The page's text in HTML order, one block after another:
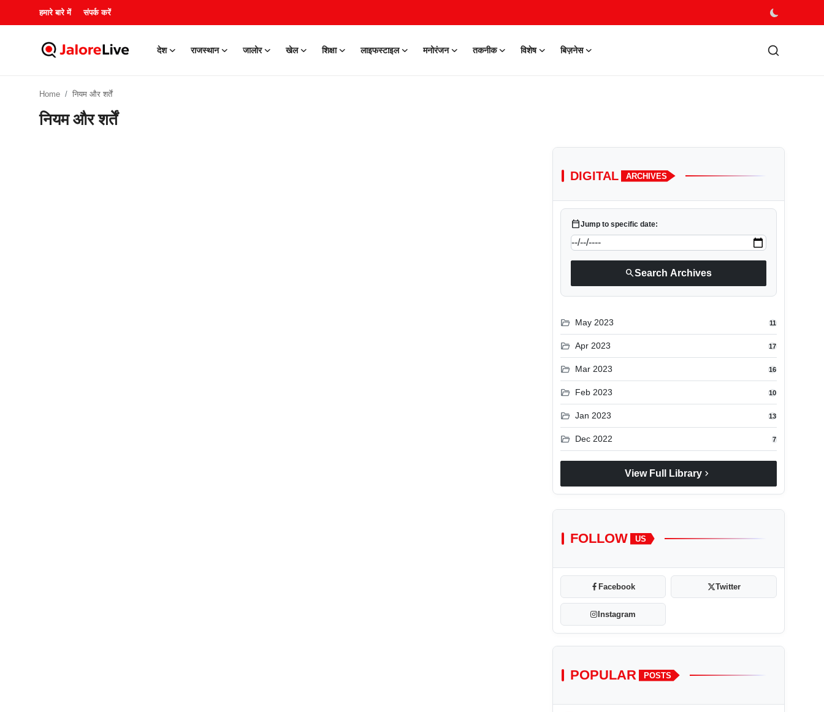
हमारे बारे में संपर्क करें
देश राजस्थान जालोर खेल शिक्षा लाइफस्टाइल मनोरंजन तकनीक विशेष बिज़नेस
संपर्क करें
Home नियम और शर्तें
नियम और शर्तें
DIGITAL ARCHIVES
calendar_todayJump to specific date:
searchSearch Archives
folder_open May 2023 11
folder_open Apr 2023 17
folder_open Mar 2023 16
folder_open Feb 2023 10
folder_open Jan 2023 13
folder_open Dec 2022 7
View Full Library chevron_right
FOLLOW US
Facebook Twitter
Instagram
POPULAR POSTS